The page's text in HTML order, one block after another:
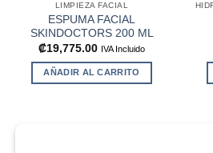
LIMPIEZA FACIAL
ESPUMA FACIAL
SKINDOCTORS 200 ML
₡19,775.00 IVA Incluido
AÑADIR AL CARRITO